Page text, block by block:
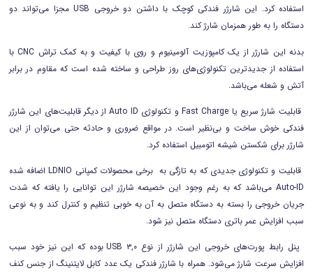
استفاده کرد. این شارژر فندکی کوچک با داشتن دو خروجی USB مجزا می‌تواند دو
دستگاه را به‌ طور همزمان شارژ کند.
بدنه این شارژر از یک کامپوزیت آلومینیوم و روی با کیفیت و به کمک تراش CNC با
استفاده از جدیدترین تکنولوژی‌های روز طراحی و ساخته شده است که مقاوم در برابر
آتش و شعله می‌باشد.
قابلیت شارژ سریع یا Fast Charge و تکنولوژی Auto ID از دیگر قابلیت‌های این شارژر
فندکی خوش ساخت و بی‌نظیر است. در مواقع ضروری و حادثه حتی می‌توان از این
شارژر برای شکستن شیشه اتومبیل استفاده کرد.
قابلیت و تکنولوژی جدیدی که به تازگی به برخی محصولات کمپانی LDNIO اضافه شده
Auto-ID می‌باشد که به رغم وجود این خصیصه شارژر این توانایی را یافته که شدت
جریان خروجی را بسته به دستگاه متصل به آن به خوبی تنظیم و کنترل کند و به نوعی
سبب افزایش عمر باتری دستگاه متصل نیز شود.
پنل رابط پورت‌های خروجی این شارژر از نوع USB ۳,۰ بوده که این نیز خود سبب
افزایش سرعت شارژ می‌شود. همراه با شارژر فندکی یک عدد کابل لایتنینگ از جنس کنف